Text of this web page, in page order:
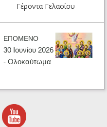
Γέροντα Γελασίου
ΕΠΟΜΕΝΟ
30 Ιουνίου 2026
- Ολοκαύτωμα